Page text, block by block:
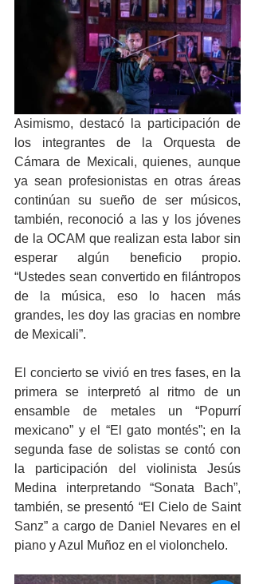
Asimismo, destacó la participación de
los integrantes de la Orquesta de
Cámara de Mexicali, quienes, aunque
ya sean profesionistas en otras áreas
continúan su sueño de ser músicos,
también, reconoció a las y los jóvenes
de la OCAM que realizan esta labor sin
esperar algún beneficio propio.
“Ustedes sean convertido en filántropos
de la música, eso lo hacen más
grandes, les doy las gracias en nombre
de Mexicali”.
El concierto se vivió en tres fases, en la
primera se interpretó al ritmo de un
ensamble de metales un “Popurrí
mexicano” y el “El gato montés”; en la
segunda fase de solistas se contó con
la participación del violinista Jesús
Medina interpretando “Sonata Bach”,
también, se presentó “El Cielo de Saint
Sanz” a cargo de Daniel Nevares en el
piano y Azul Muñoz en el violonchelo.